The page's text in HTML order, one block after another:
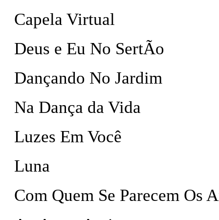
Capela Virtual
Deus e Eu No SertÃo
Dançando No Jardim
Na Dança da Vida
Luzes Em Você
Luna
Com Quem Se Parecem Os